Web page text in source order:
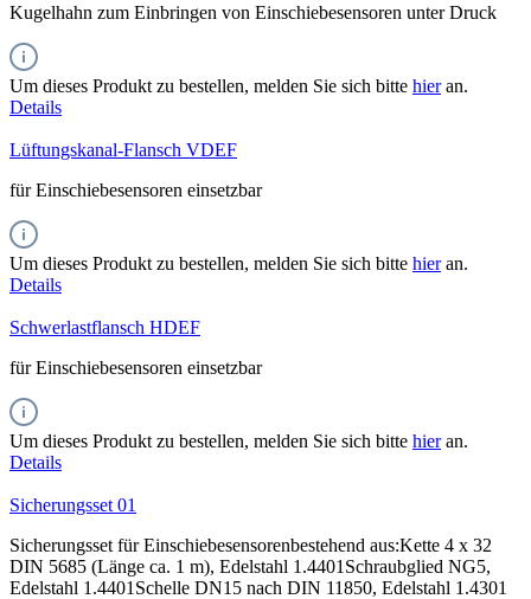
Kugelhahn zum Einbringen von Einschiebesensoren unter Druck
Um dieses Produkt zu bestellen, melden Sie sich bitte hieran.
Details
Lüftungskanal-Flansch VDEF
für Einschiebesensoren einsetzbar
Um dieses Produkt zu bestellen, melden Sie sich bitte hieran.
Details
Schwerlastflansch HDEF
für Einschiebesensoren einsetzbar
Um dieses Produkt zu bestellen, melden Sie sich bitte hieran.
Details
Sicherungsset 01
Sicherungsset für Einschiebesensorenbestehend aus:Kette 4 x 32
DIN 5685 (Länge ca. 1 m), Edelstahl 1.4401Schraubglied NG5,
Edelstahl 1.4401Schelle DN15 nach DIN 11850, Edelstahl 1.4301